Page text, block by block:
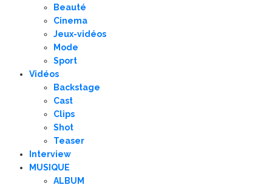
Beauté
Cinema
Jeux-vidéos
Mode
Sport
Vidéos
Backstage
Cast
Clips
Shot
Teaser
Interview
MUSIQUE
ALBUM